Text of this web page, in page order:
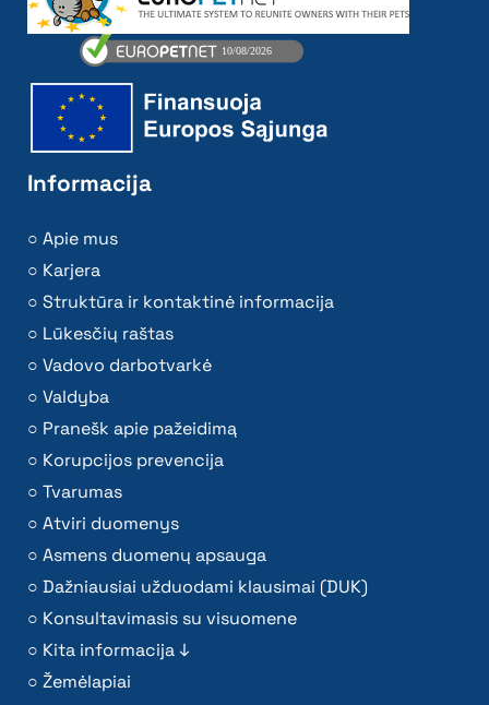
Informacija
Apie mus
Karjera
Struktūra ir kontaktinė informacija
Lūkesčių raštas
Vadovo darbotvarkė
Valdyba
Pranešk apie pažeidimą
Korupcijos prevencija
Tvarumas
Atviri duomenys
Asmens duomenų apsauga
Dažniausiai užduodami klausimai (DUK)
Konsultavimasis su visuomene
Kita informacija ↓
Žemėlapiai